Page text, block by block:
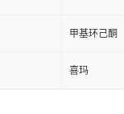
甲基环己酮
喜玛